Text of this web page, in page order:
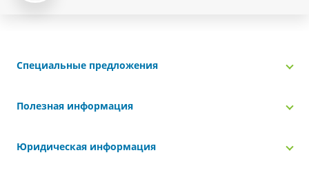
Специальные предложения
Полезная информация
Юридическая информация